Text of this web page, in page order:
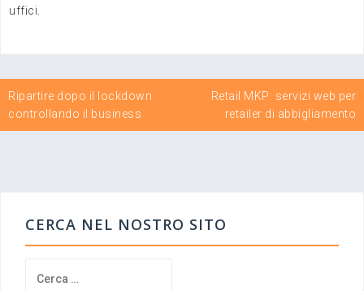
uffici.
Navigazione
articoli
Ripartire dopo il lockdown
controllando il business
Retail MKP: servizi web per
retailer di abbigliamento
CERCA NEL NOSTRO SITO
per: